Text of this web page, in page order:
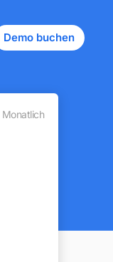
Demo buchen
Monatlich